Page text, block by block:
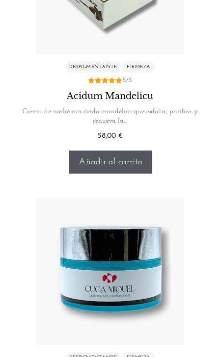
DESPIGMENTANTE FIRMEZA
de 5
5/5
Acidum Mandelicu
Crema de noche con ácido mandélico que exfolia, purifica y
renueva la…
58,00 €
Añadir al carrito